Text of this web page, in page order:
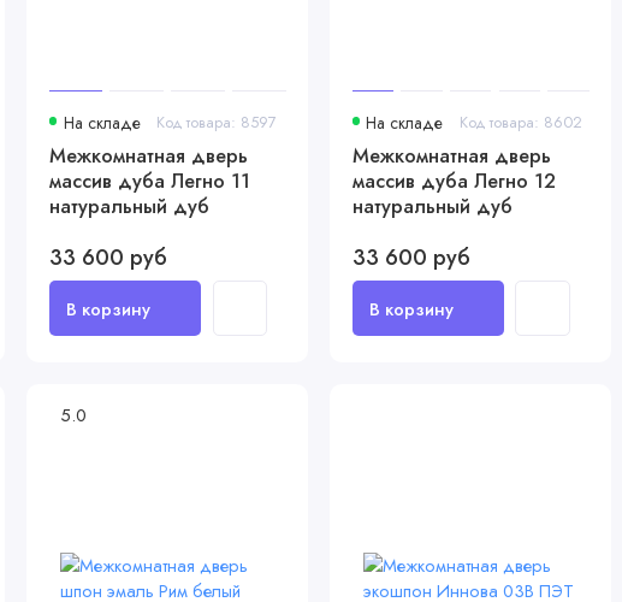
На складе Код товара: 8597
Межкомнатная дверь
массив дуба Легно 11
натуральный дуб
33 600 руб
На складе Код товара: 8602
Межкомнатная дверь
массив дуба Легно 12
натуральный дуб
33 600 руб
5.0